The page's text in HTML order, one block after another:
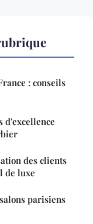
: conseils
d'excellence
des clients
de luxe
parisiens